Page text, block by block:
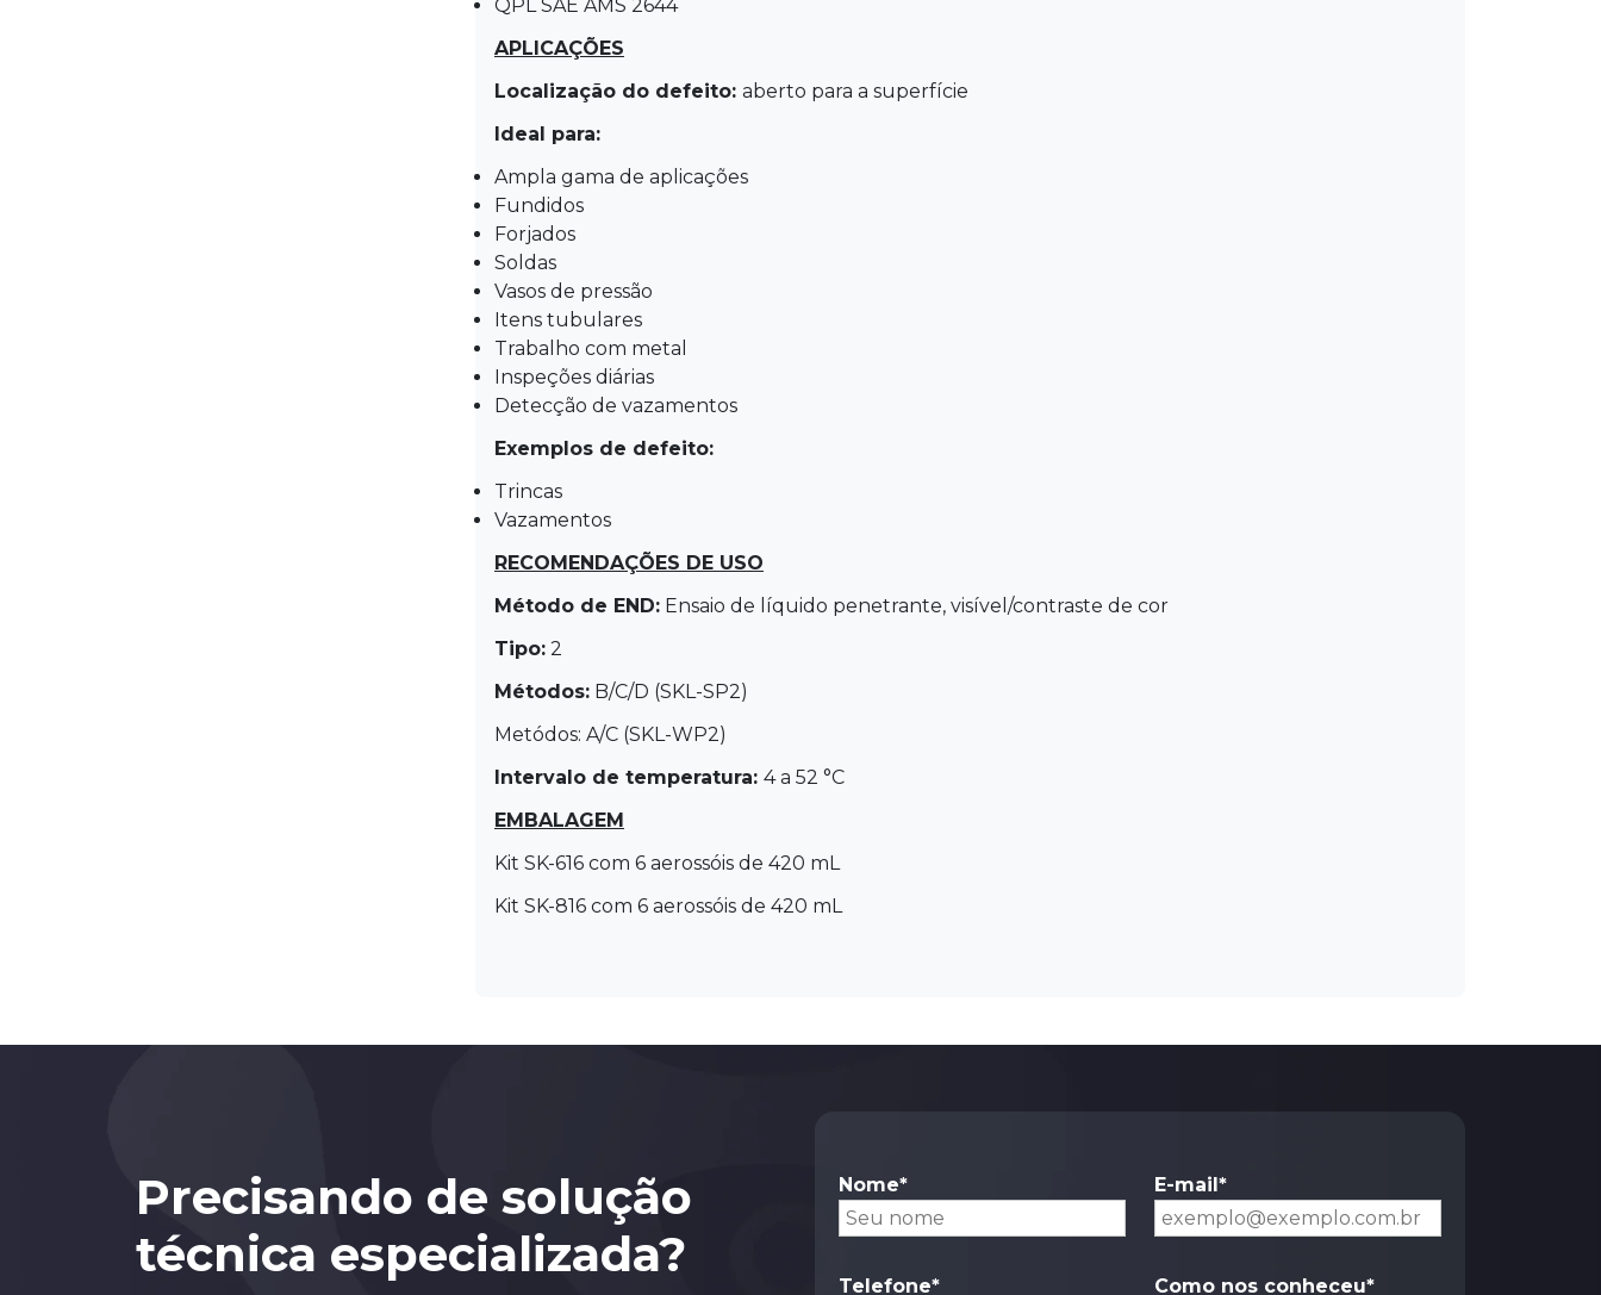
QPL SAE AMS 2644
APLICAÇÕES
Localização do defeito: aberto para a superfície
Ideal para:
Ampla gama de aplicações
Fundidos
Forjados
Soldas
Vasos de pressão
Itens tubulares
Trabalho com metal
Inspeções diárias
Detecção de vazamentos
Exemplos de defeito:
Trincas
Vazamentos
RECOMENDAÇÕES DE USO
Método de END: Ensaio de líquido penetrante, visível/contraste de cor
Tipo: 2
Métodos: B/C/D (SKL-SP2)
Metódos: A/C (SKL-WP2)
Intervalo de temperatura: 4 a 52 °C
EMBALAGEM
Kit SK-616 com 6 aerossóis de 420 mL
Kit SK-816 com 6 aerossóis de 420 mL
Precisando de solução
técnica especializada?
Nome* E-mail*
Telefone* Como nos conheceu*